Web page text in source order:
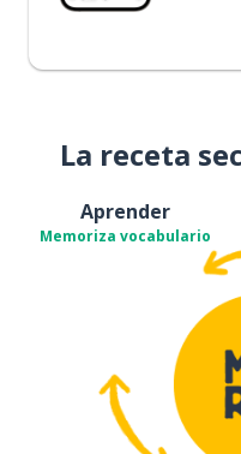
La receta
Aprender
Memoriza vocabulario